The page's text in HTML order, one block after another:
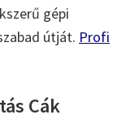
gépi
útját. Profi
Cák